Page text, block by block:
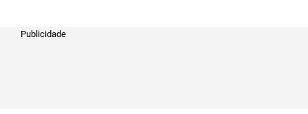
Publicidade